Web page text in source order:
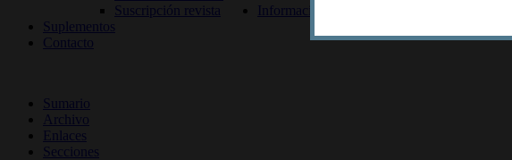
Suscripción revista
Información autores
Suplementos
Contacto
Sumario
Archivo
Enlaces
Secciones